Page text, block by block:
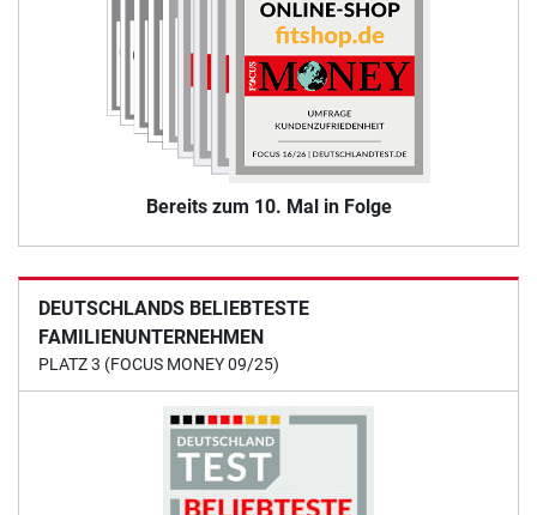
Bereits zum 10. Mal in Folge
DEUTSCHLANDS BELIEBTESTE
FAMILIENUNTERNEHMEN
PLATZ 3 (FOCUS MONEY 09/25)